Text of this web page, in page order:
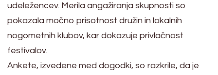
udeležencev. Merila angažiranja skupnosti so
pokazala močno prisotnost družin in lokalnih
nogometnih klubov, kar dokazuje privlačnost
festivalov.
Ankete, izvedene med dogodki, so razkrile, da je